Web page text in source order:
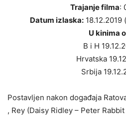
Trajanje filma:
Datum izlaska:18.12.2019
U kinima
B i H
Hrvatska
Srbija
Postavljen nakon događaja
, Rey (Daisy Ridley – Peter